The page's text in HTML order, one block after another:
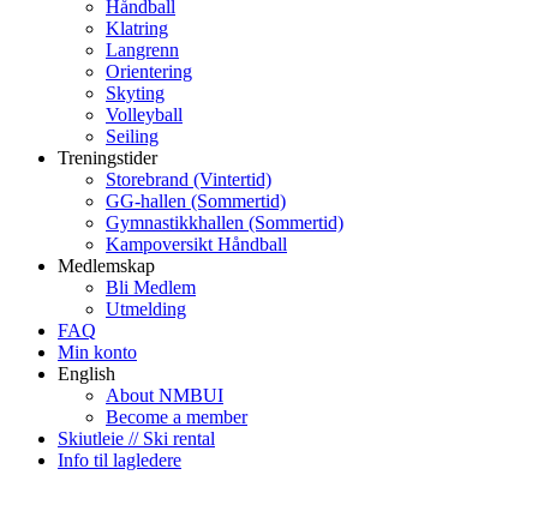
Håndball
Klatring
Langrenn
Orientering
Skyting
Volleyball
Seiling
Treningstider
Storebrand (Vintertid)
GG-hallen (Sommertid)
Gymnastikkhallen (Sommertid)
Kampoversikt Håndball
Medlemskap
Bli Medlem
Utmelding
FAQ
Min konto
English
About NMBUI
Become a member
Skiutleie // Ski rental
Info til lagledere